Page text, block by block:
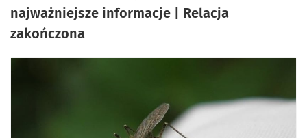
najważniejsze informacje | Relacja
zakończona